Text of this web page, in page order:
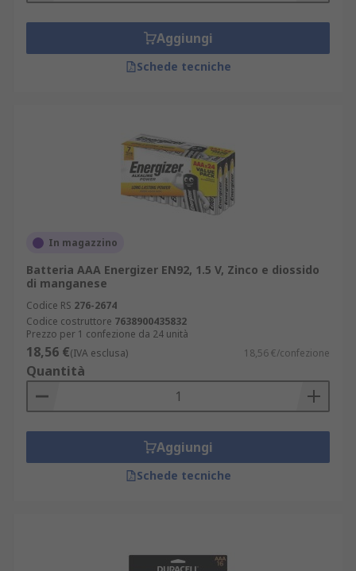
Aggiungi
Schede tecniche
In magazzino
Batteria AAA Energizer EN92, 1.5 V, Zinco e diossido
di manganese
Codice RS 276-2674
Codice costruttore 7638900435832
Prezzo per 1 confezione da 24 unità
18,56 €(IVA esclusa) 18,56 €/confezione
Quantità
Aggiungi
Schede tecniche